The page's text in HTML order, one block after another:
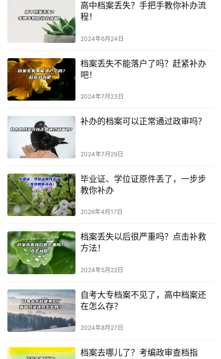
高中档案丢失？手把手教你补办流
程！
2024年6月24日
档案丢失不能落户了吗？赶紧补办
吧！
2024年7月23日
补办的档案可以正常通过政审吗？
2024年7月29日
毕业证、学位证原件丢了，一步步
教你补办
2026年4月17日
档案丢失以后很严重吗？点击补救
方法！
2024年5月22日
自考大专档案不见了，高中档案还
在怎么存？
2024年8月27日
档案去哪儿了？考编政审查档指